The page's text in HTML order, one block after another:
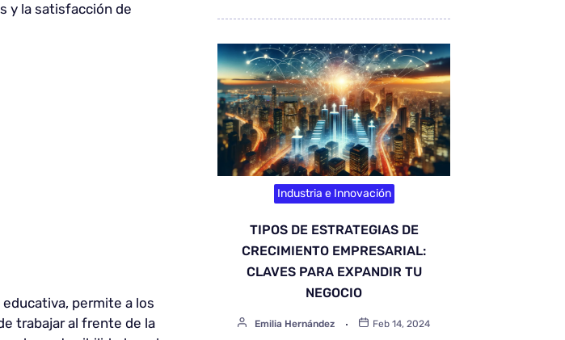
y la satisfacción de
permite a los
trabajar al frente de la
Industria e Innovación
TIPOS DE ESTRATEGIAS DE
CRECIMIENTO EMPRESARIAL:
CLAVES PARA EXPANDIR TU
NEGOCIO
Emilia Hernández Feb 14, 2024